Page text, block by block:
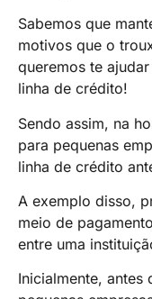
Sabemos que
motivos que o
queremos te
linha de crédito!
Sendo assim, na
para pequenas
linha de crédito
A exemplo disso,
meio de
entre uma
Inicialmente, antes